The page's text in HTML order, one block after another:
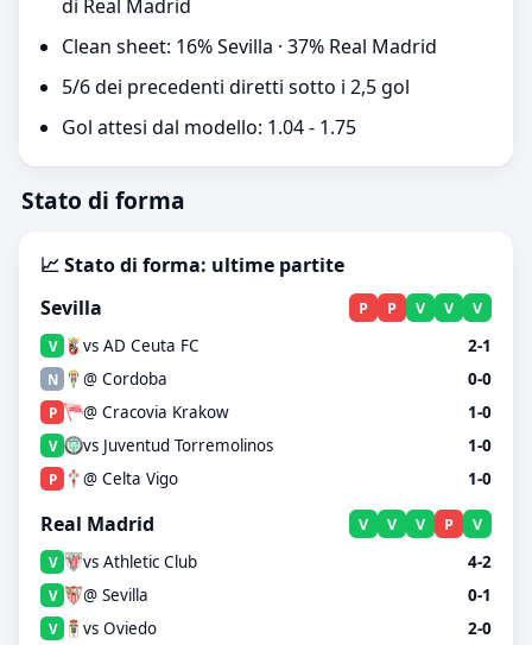
di Real Madrid
Clean sheet: 16% Sevilla · 37% Real Madrid
5/6 dei precedenti diretti sotto i 2,5 gol
Gol attesi dal modello: 1.04 - 1.75
Stato di forma
📈 Stato di forma: ultime partite
Sevilla
P P V V V
V vs AD Ceuta FC 2-1
N @ Cordoba 0-0
P @ Cracovia Krakow 1-0
V vs Juventud Torremolinos 1-0
P @ Celta Vigo 1-0
Real Madrid V V V P V
V vs Athletic Club 4-2
V @ Sevilla 0-1
V vs Oviedo 2-0